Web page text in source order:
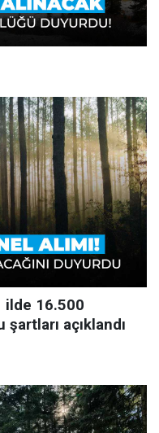
ilde 16.500
şartları açıklandı